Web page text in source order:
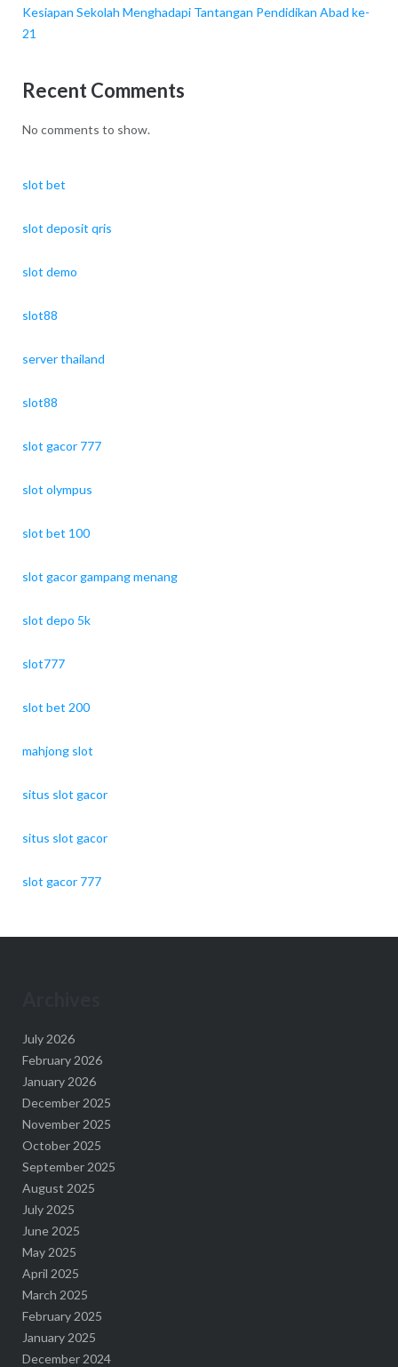
Kesiapan Sekolah Menghadapi Tantangan Pendidikan Abad ke-
21
Recent Comments
No comments to show.
slot bet
slot deposit qris
slot demo
slot88
server thailand
slot88
slot gacor 777
slot olympus
slot bet 100
slot gacor gampang menang
slot depo 5k
slot777
slot bet 200
mahjong slot
situs slot gacor
situs slot gacor
slot gacor 777
July 2026
February 2026
January 2026
December 2025
November 2025
October 2025
September 2025
August 2025
July 2025
June 2025
May 2025
April 2025
March 2025
February 2025
January 2025
December 2024